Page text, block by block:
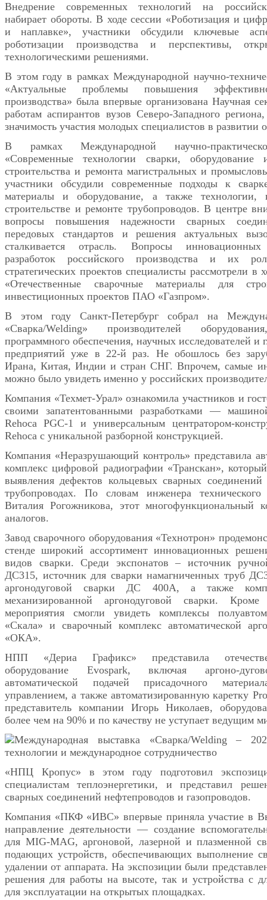
Внедрение современных технологий на
набирает обороты. В ходе сессии «Роботизация и
и наплавке», участники обсудили ключевые
роботизации производства и перспективы,
технологическими решениями.
В этом году в рамках Международной научно-
«Актуальные проблемы повышения
производства» была впервые организована Научная
работам аспирантов вузов Северо-Западного
значимость участия молодых специалистов в развитии
В рамках Международной научно-
«Современные технологии сварки,
строительства и ремонта магистральных и
участники обсудили современные подходы к
материалы и оборудование, а также технологии,
строительстве и ремонте трубопроводов. В центре
вопросы повышения надежности сварных
передовых стандартов и решения актуальных
сталкивается отрасль. Вопросы инновационных
разработок российского производства и их
стратегических проектов специалисты рассмотрели в
«Отечественные сварочные материалы для
инвестиционных проектов ПАО «Газпром».
В этом году Санкт-Петербург собрал на
«Сварка/Welding» производителей
программного обеспечения, научных исследователей и
предприятий уже в 22-й раз. Не обошлось без
Ирана, Китая, Индии и стран СНГ. Впрочем, самые
можно было увидеть именно у российских
Компания «Техмет-Урал» ознакомила участников и
своими запатентованными разработками —
Rehoca PGC-1 и универсальным центратором-
Rehoca с уникальной разборной конструкцией.
Компания «Неразрушающий контроль» представила
комплекс цифровой радиографии «Транскан»,
выявления дефектов кольцевых сварных соединений
трубопроводах. По словам инженера
Виталия Рогожникова, этот многофункциональный
аналогов.
Завод сварочного оборудования «Технотрон»
стенде широкий ассортимент инновационных
видов сварки. Среди экспонатов – источник
ДС315, источник для сварки намагниченных труб
аргонодуговой сварки ДС 400А, а также
механизированной аргонодуговой сварки.
мероприятия смогли увидеть комплексы
«Скала» и сварочный комплекс автоматической
«ОКА».
НПП «Дериа Графикс» представила
оборудование Evospark, включая аргоно-
автоматической подачей присадочного
управлением, а также автоматизированную каретку
представитель компании Игорь Николаев,
более чем на 90% и по качеству не уступает ведущим
«НПЦ Кропус» в этом году подготовил
специалистам теплоэнергетики, и представил
сварных соединений нефтепроводов и газопроводов.
Компания «ПКФ «ИВС» впервые приняла участие в
направление деятельности — создание
для MIG-MAG, аргоновой, лазерной и плазменной
подающих устройств, обеспечивающих выполнение
удалении от аппарата. На экспозиции были
решения для работы на высоте, так и устройства с
для эксплуатации на открытых площадках.